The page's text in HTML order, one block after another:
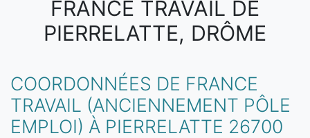
FRANCE TRAVAIL DE
PIERRELATTE, DRÔME
COORDONNÉES DE FRANCE
TRAVAIL (ANCIENNEMENT PÔLE
EMPLOI) À PIERRELATTE 26700